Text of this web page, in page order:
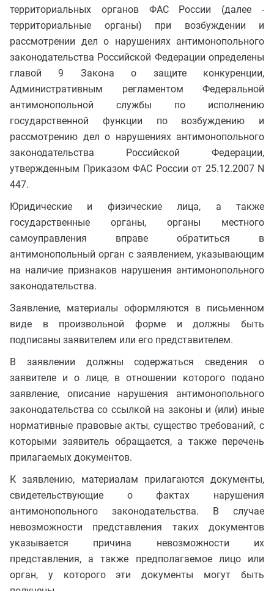
территориальных органов ФАС России (далее -
территориальные органы) при возбуждении и
рассмотрении дел о нарушениях антимонопольного
законодательства Российской Федерации определены
главой 9 Закона о защите конкуренции,
Административным регламентом Федеральной
антимонопольной службы по исполнению
государственной функции по возбуждению и
рассмотрению дел о нарушениях антимонопольного
законодательства Российской Федерации,
утвержденным Приказом ФАС России от 25.12.2007 N
447.
Юридические и физические лица, а также
государственные органы, органы местного
самоуправления вправе обратиться в
антимонопольный орган с заявлением, указывающим
на наличие признаков нарушения антимонопольного
законодательства.
Заявление, материалы оформляются в письменном
виде в произвольной форме и должны быть
подписаны заявителем или его представителем.
В заявлении должны содержаться сведения о
заявителе и о лице, в отношении которого подано
заявление, описание нарушения антимонопольного
законодательства со ссылкой на законы и (или) иные
нормативные правовые акты, существо требований, с
которыми заявитель обращается, а также перечень
прилагаемых документов.
К заявлению, материалам прилагаются документы,
свидетельствующие о фактах нарушения
антимонопольного законодательства. В случае
невозможности представления таких документов
указывается причина невозможности их
представления, а также предполагаемое лицо или
орган, у которого эти документы могут быть